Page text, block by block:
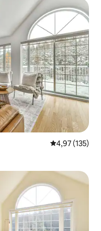
4,97 av 5 i
4,97 (135)